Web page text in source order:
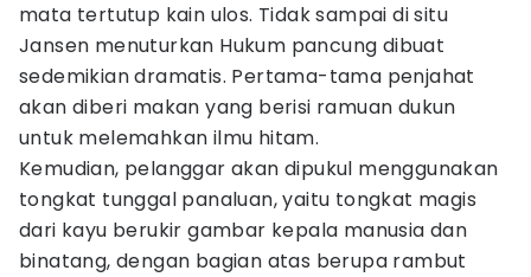
mata tertutup kain ulos. Tidak sampai di situ
Jansen menuturkan Hukum pancung dibuat
sedemikian dramatis. Pertama-tama penjahat
akan diberi makan yang berisi ramuan dukun
untuk melemahkan ilmu hitam.
Kemudian, pelanggar akan dipukul menggunakan
tongkat tunggal panaluan, yaitu tongkat magis
dari kayu berukir gambar kepala manusia dan
binatang, dengan bagian atas berupa rambut